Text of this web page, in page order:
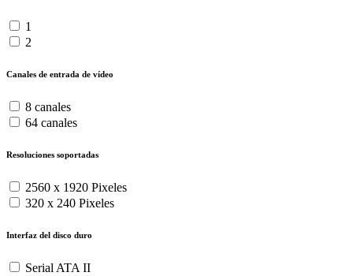
1
2
Canales de entrada de vídeo
8 canales
64 canales
Resoluciones soportadas
2560 x 1920 Pixeles
320 x 240 Pixeles
Interfaz del disco duro
Serial ATA II